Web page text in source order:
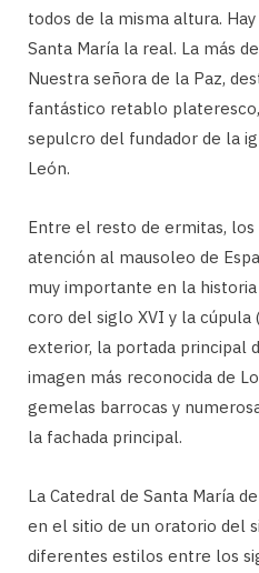
todos de la misma altura.
Santa María la real. La más
Nuestra señora de la Paz,
fantástico retablo
sepulcro del fundador de la
León.
Entre el resto de ermitas,
atención al mausoleo de
muy importante en la
coro del siglo XVI y la
exterior, la portada principal
imagen más reconocida de
gemelas barrocas y
la fachada principal.
La Catedral de Santa María
en el sitio de un oratorio del
diferentes estilos entre los